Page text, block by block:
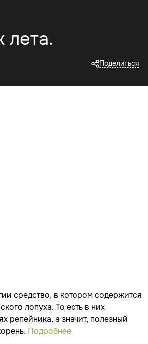
лета.
Поделиться
средство, в котором содержится
лопуха. То есть в них
репейника, а значит, полезный
Подробнее